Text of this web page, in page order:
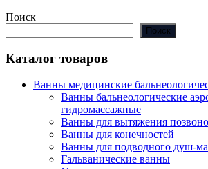
Поиск
Поиск
Каталог товаров
Ванны медицинские
Ванны бальнеологические
гидромассажные
Ванны для вытяжения
Ванны для конечностей
Ванны для подводного душ-
Гальванические ванны